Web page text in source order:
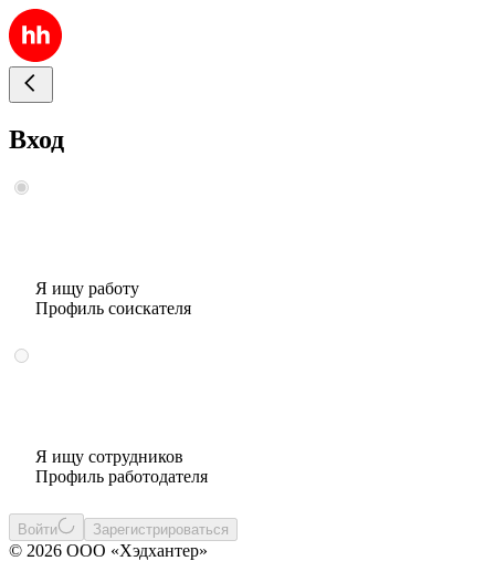
Вход
Я ищу работу
Профиль соискателя
Я ищу сотрудников
Профиль работодателя
Войти Зарегистрироваться
© 2026 ООО «Хэдхантер»